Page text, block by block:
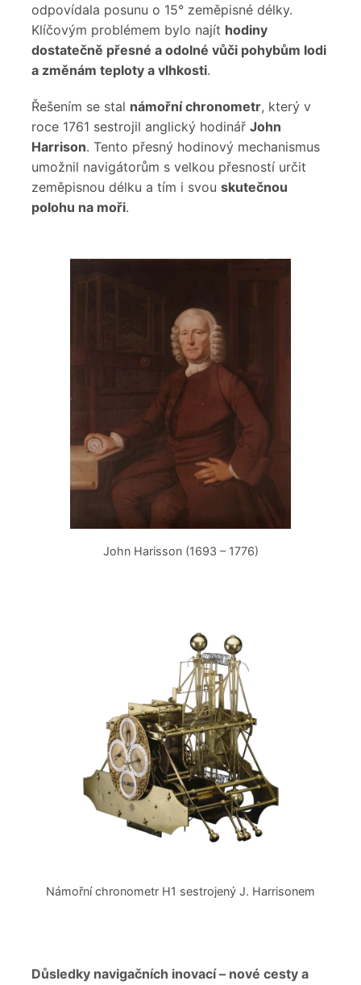
odpovídala posunu o 15° zeměpisné délky.
Klíčovým problémem bylo najít hodiny
dostatečně přesné a odolné vůči pohybům lodi
a změnám teploty a vlhkosti.
Řešením se stal námořní chronometr, který v
roce 1761 sestrojil anglický hodinář John
Harrison. Tento přesný hodinový mechanismus
umožnil navigátorům s velkou přesností určit
zeměpisnou délku a tím i svou skutečnou
polohu na moři.
John Harisson (1693 – 1776)
Námořní chronometr H1 sestrojený J. Harrisonem
Důsledky navigačních inovací – nové cesty a